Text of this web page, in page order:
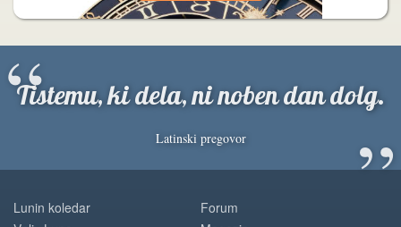
Tistemu, ki dela, ni noben dan dolg.
Latinski pregovor ”
“
Lunin koledar
Forum